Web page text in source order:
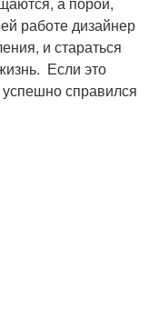
работе дизайнер
и стараться
Если это
успешно справился